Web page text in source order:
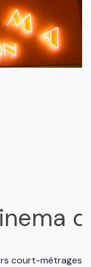
court-métrages :